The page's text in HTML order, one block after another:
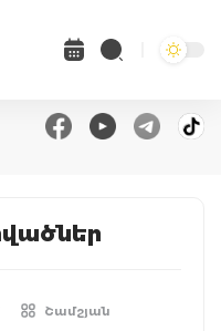
Շամշյան